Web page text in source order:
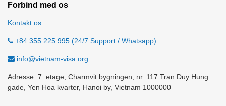
Forbind med os
Kontakt os
+84 355 225 995 (24/7 Support / Whatsapp)
info@vietnam-visa.org
Adresse: 7. etage, Charmvit bygningen, nr. 117 Tran Duy Hung
gade, Yen Hoa kvarter, Hanoi by, Vietnam 1000000